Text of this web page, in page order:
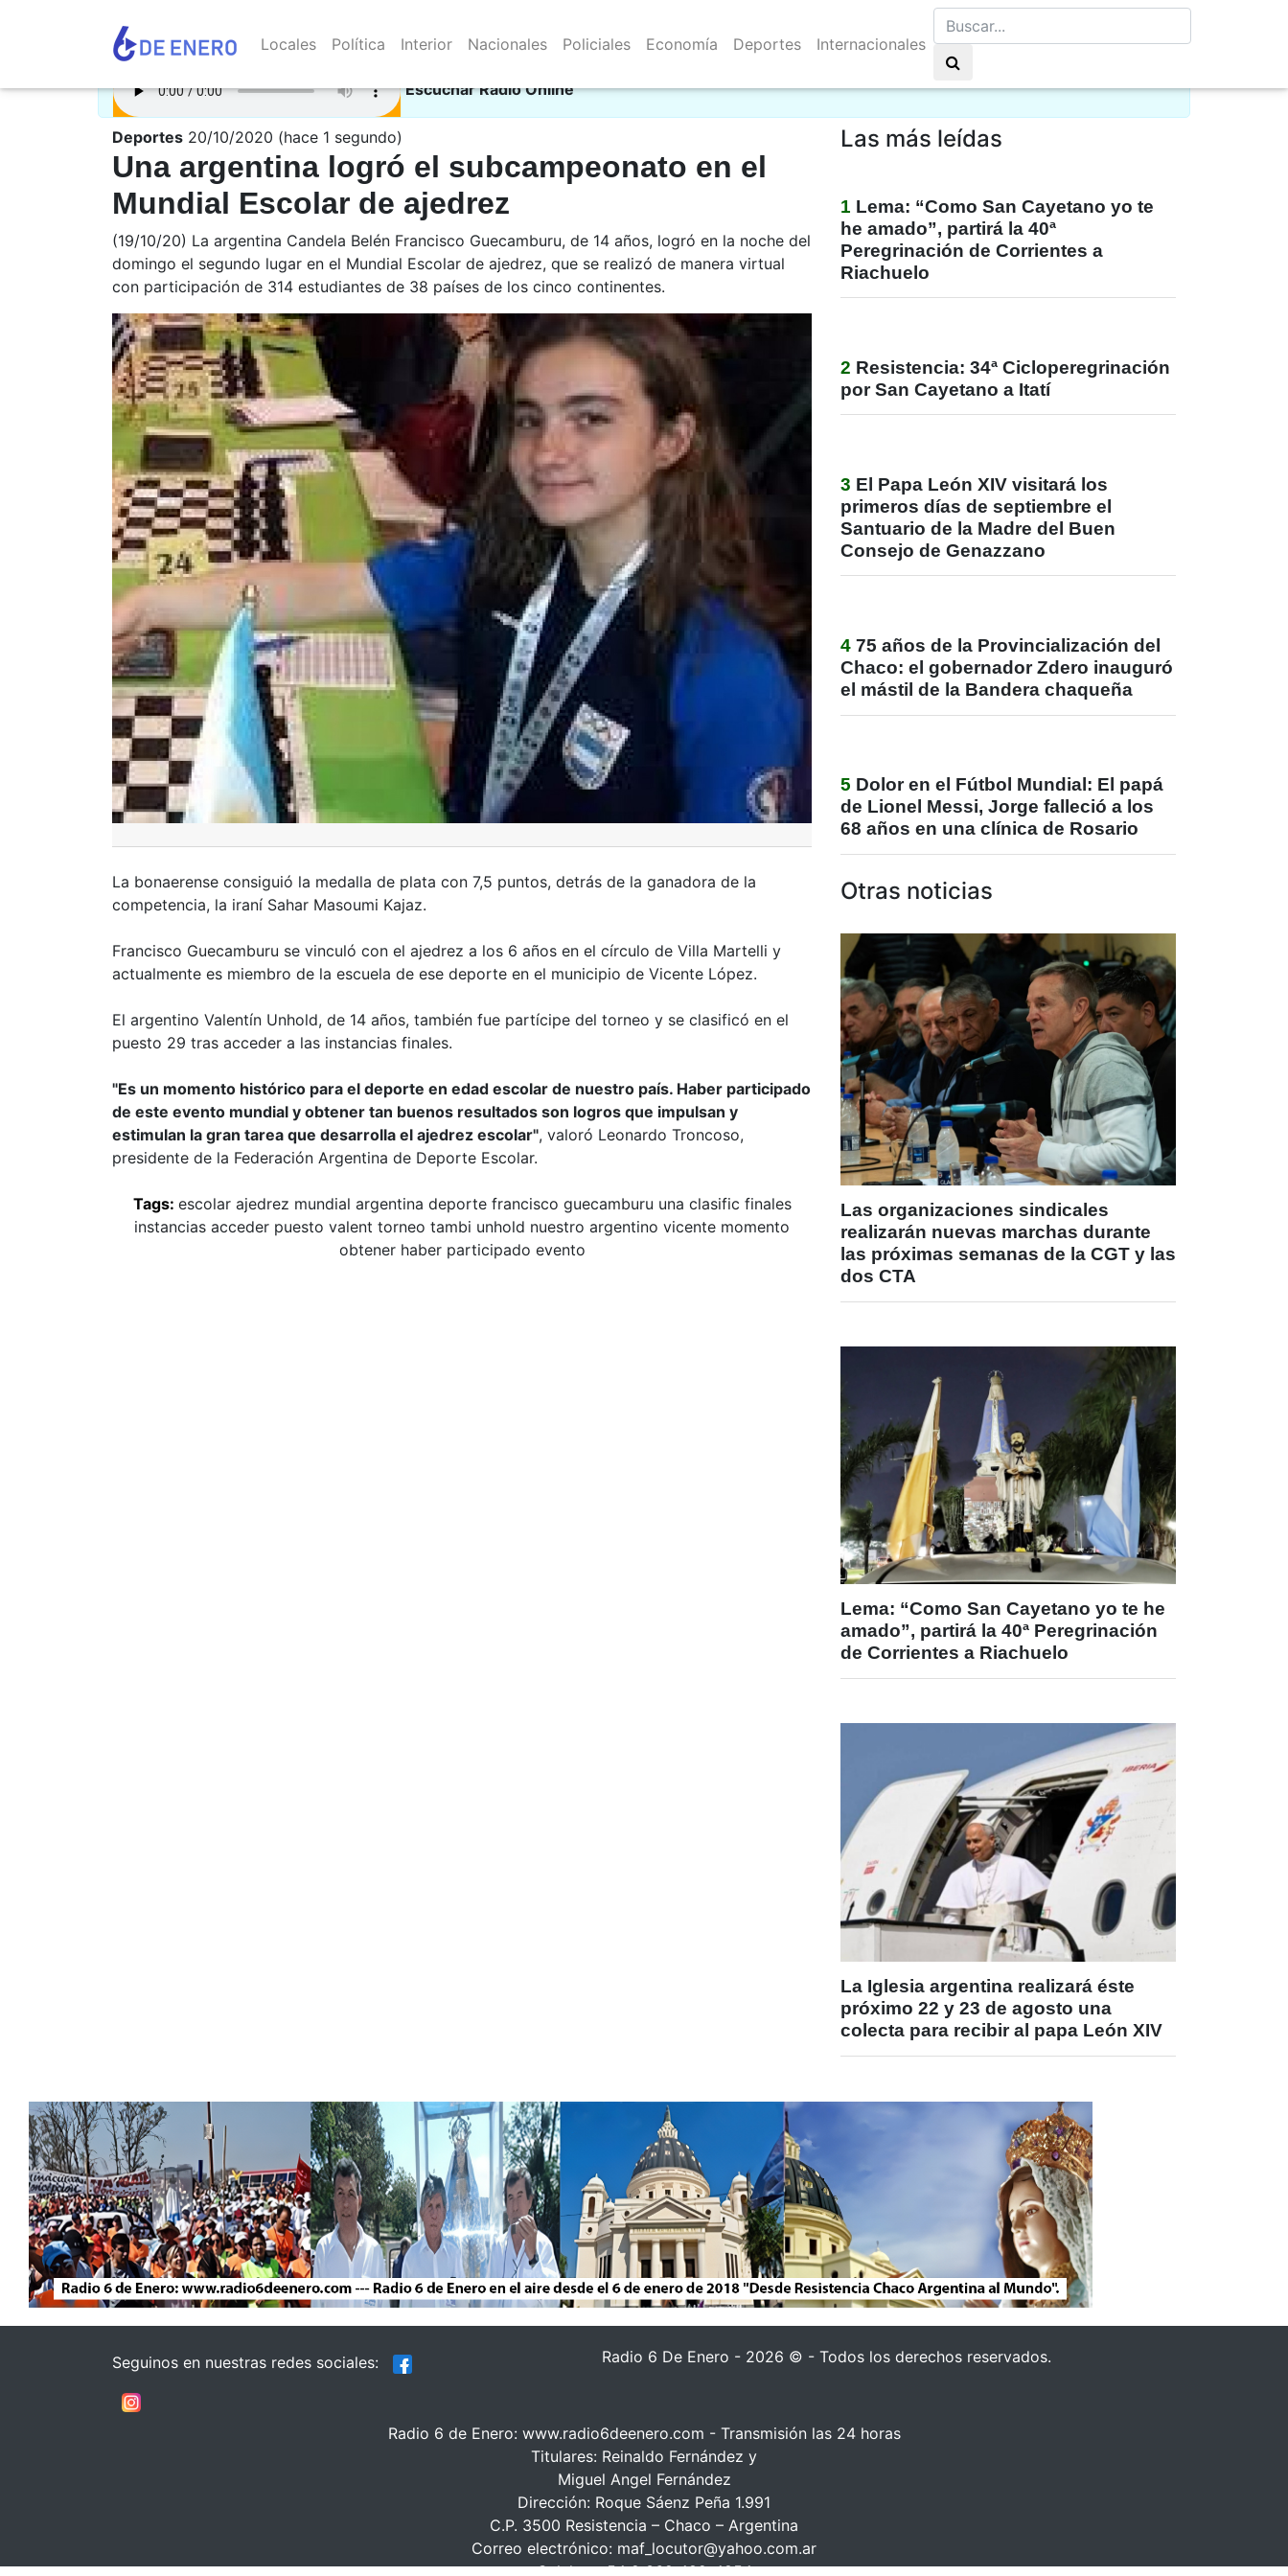
Locales Política Interior Nacionales Policiales Economía Deportes Internacionales
Escuchar Radio Online
Deportes 20/10/2020 (hace 1 segundo)
Una argentina logró el subcampeonato en el
Mundial Escolar de ajedrez
(19/10/20) La argentina Candela Belén Francisco Guecamburu, de 14 años, logró en la noche del
domingo el segundo lugar en el Mundial Escolar de ajedrez, que se realizó de manera virtual
con participación de 314 estudiantes de 38 países de los cinco continentes.
La bonaerense consiguió la medalla de plata con 7,5 puntos, detrás de la ganadora de la
competencia, la iraní Sahar Masoumi Kajaz.
Francisco Guecamburu se vinculó con el ajedrez a los 6 años en el círculo de Villa Martelli y
actualmente es miembro de la escuela de ese deporte en el municipio de Vicente López.
El argentino Valentín Unhold, de 14 años, también fue partícipe del torneo y se clasificó en el
puesto 29 tras acceder a las instancias finales.
"Es un momento histórico para el deporte en edad escolar de nuestro país. Haber participado
de este evento mundial y obtener tan buenos resultados son logros que impulsan y
estimulan la gran tarea que desarrolla el ajedrez escolar", valoró Leonardo Troncoso,
presidente de la Federación Argentina de Deporte Escolar.
Tags: escolar ajedrez mundial argentina deporte francisco guecamburu una clasific finales
instancias acceder puesto valent torneo tambi unhold nuestro argentino vicente momento
obtener haber participado evento
Las más leídas
1 Lema: “Como San Cayetano yo te
he amado”, partirá la 40ª
Peregrinación de Corrientes a
Riachuelo
2 Resistencia: 34ª Cicloperegrinación
por San Cayetano a Itatí
3 El Papa León XIV visitará los
primeros días de septiembre el
Santuario de la Madre del Buen
Consejo de Genazzano
4 75 años de la Provincialización del
Chaco: el gobernador Zdero inauguró
el mástil de la Bandera chaqueña
5 Dolor en el Fútbol Mundial: El papá
de Lionel Messi, Jorge falleció a los
68 años en una clínica de Rosario
Otras noticias
Las organizaciones sindicales
realizarán nuevas marchas durante
las próximas semanas de la CGT y las
dos CTA
Lema: “Como San Cayetano yo te he
amado”, partirá la 40ª Peregrinación
de Corrientes a Riachuelo
La Iglesia argentina realizará éste
próximo 22 y 23 de agosto una
colecta para recibir al papa León XIV
Seguinos en nuestras redes sociales: Radio 6 De Enero - 2026 © - Todos los derechos reservados.
Radio 6 de Enero: www.radio6deenero.com - Transmisión las 24 horas
Titulares: Reinaldo Fernández y
Miguel Angel Fernández
Dirección: Roque Sáenz Peña 1.991
C.P. 3500 Resistencia – Chaco – Argentina
Correo electrónico: maf_locutor@yahoo.com.ar
Celular: +54 9 362 482-4854